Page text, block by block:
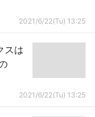
2021/6/22(Tu) 13:25
スは
2021/6/22(Tu) 13:25